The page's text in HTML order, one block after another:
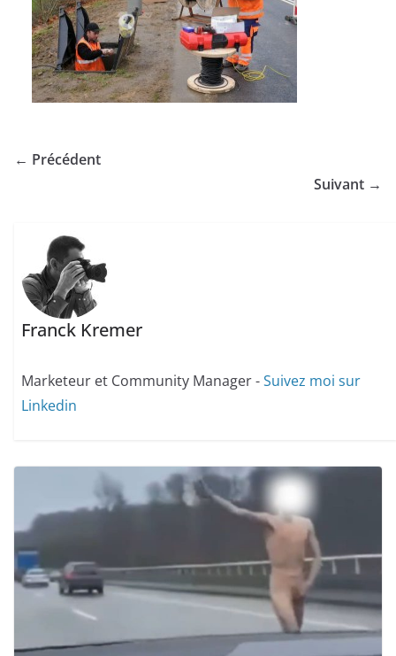
← Précédent
Suivant →
Franck Kremer
Marketeur et Community Manager -Suivez moi sur
Linkedin